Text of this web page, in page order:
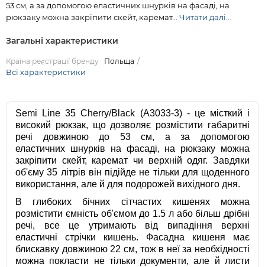
53 см, а за допомогою еластичних шнурків на фасаді, на
рюкзаку можна закріпити скейт, каремат... Читати далі...
Загальні характеристики
Країна реєстрації бренду Польща
Всі характеристики
Semi Line 35 Cherry/Black (A3033-3) - це місткий і
високий рюкзак, що дозволяє розмістити габаритні
речі довжиною до 53 см, а за допомогою
еластичних шнурків на фасаді, на рюкзаку можна
закріпити скейт, каремат чи верхній одяг. Завдяки
об'єму 35 літрів він підійде не тільки для щоденного
використання, але й для подорожей вихідного дня.
В глибоких бічних сітчастих кишенях можна
розмістити ємність об'ємом до 1.5 л або більш дрібні
речі, все це утримають від випадіння верхні
еластичні стрічки кишень. Фасадна кишеня має
блискавку довжиною 22 см, тож в неї за необхідності
можна покласти не тільки документи, але й листи